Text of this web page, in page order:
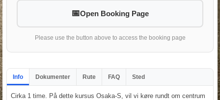
Open Booking Page
Please use the button above to access the booking page
Info Dokumenter Rute FAQ Sted
Cirka 1 time. På dette kursus Osaka-S, vil vi køre rundt om centrum